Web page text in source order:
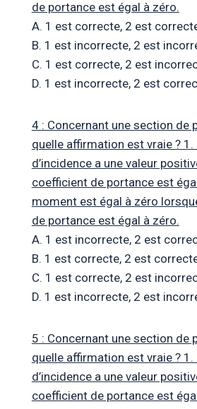
de portance est égal à zéro.
A. 1 est correcte, 2 est
B. 1 est incorrecte, 2 est
C. 1 est correcte, 2 est
D. 1 est incorrecte, 2 est
4 : Concernant une section de
quelle affirmation est vraie ? 1.
d’incidence a une valeur
coefficient de portance est
moment est égal à zéro
de portance est égal à zéro.
A. 1 est incorrecte, 2 est
B. 1 est correcte, 2 est
C. 1 est correcte, 2 est
D. 1 est incorrecte, 2 est
5 : Concernant une section de
quelle affirmation est vraie ? 1.
d’incidence a une valeur
coefficient de portance est